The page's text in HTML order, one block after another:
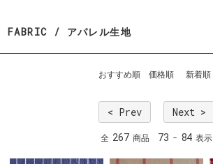
FABRIC / アパレル生地
おすすめ順 価格順 新着順
< Prev Next >
全 267 商品 73 - 84 表示